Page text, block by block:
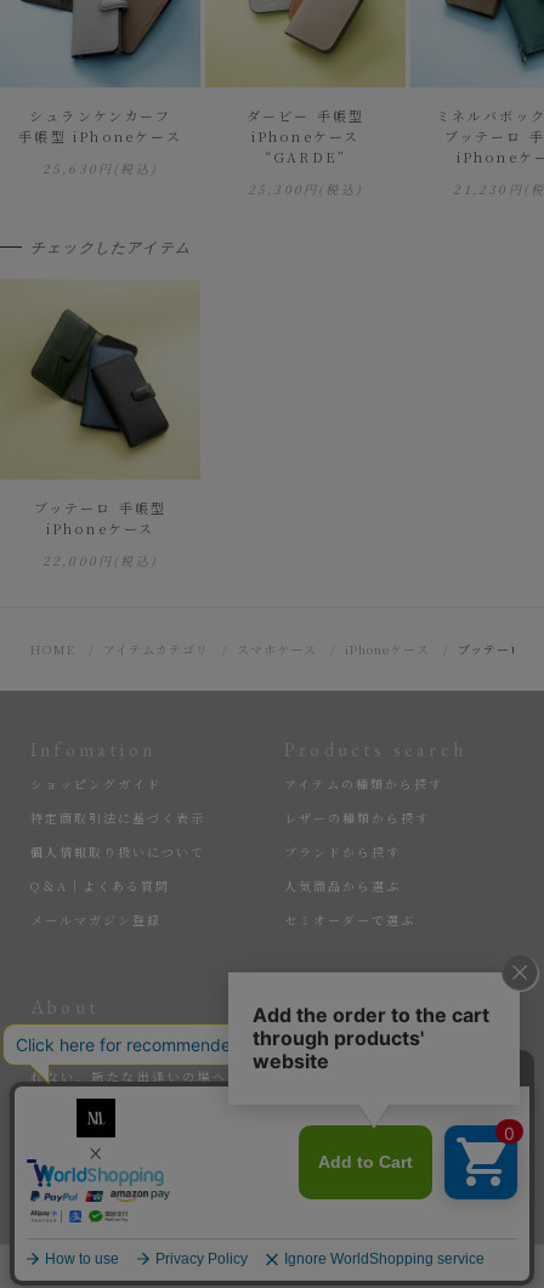
新規会員登録で “Welcome Gift 10% OFF” をプレゼント。
シュランケンカーフ
手帳型 iPhoneケース
25,630円(税込)
ダービー 手帳型
iPhoneケース
“GARDE”
25,300円(税込)
ミネルバボッ
ブッテーロ
iPhoneケ
21,230円(
チェックしたアイテム
ブッテーロ 手帳型
iPhoneケース
22,000円(税込)
HOME アイテムカテゴリ スマホケース iPhoneケース ブッテーロ
About More
匠の逸品たちを、大切に届けている『MLS』。ここでしか手に入れら
れない、新たな出逢いの場へ。そして、サステナブルなアイテムで、
していく。
Infomation
ショッピングガイド
特定商取引法に基づく表示
個人情報取り扱いについて
Q＆A｜よくある質問
メールマガジン登録
Products search
アイテムの種類から探す
レザーの種類から探す
ブランドから探す
人気商品から選ぶ
セミオーダーで選ぶ
Copyright © MLS All rights reserved.